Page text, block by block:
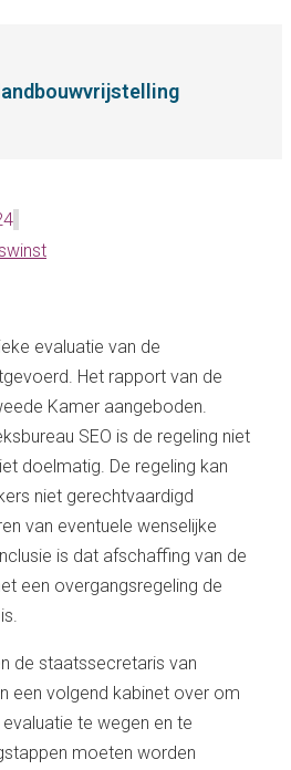
evaluatie van de
Het rapport van de
Kamer aangeboden.
SEO is de regeling niet
doelmatig. De regeling kan
niet gerechtvaardigd
van eventuele wenselijke
is dat afschaffing van de
een overgangsregeling de
de staatssecretaris van
een volgend kabinet over om
te wegen en te
moeten worden